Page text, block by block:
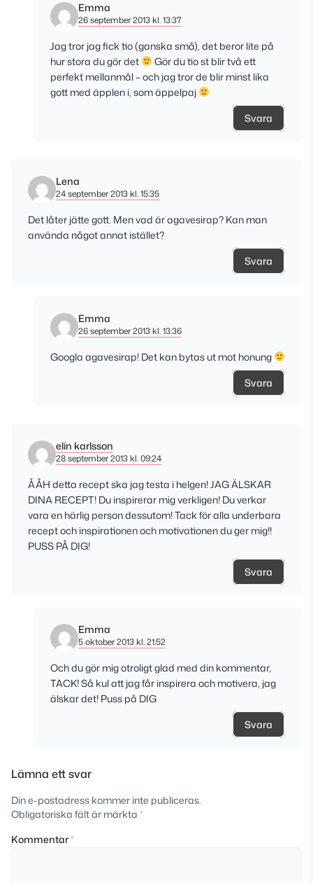
Emma
26 september 2013 kl. 13:37
Jag tror jag fick tio (ganska små), det beror lite på
hur stora du gör det
Gör du tio st blir två ett
perfekt mellanmål – och jag tror de blir minst lika
gott med äpplen i, som äppelpaj
Svara
Lena
24 september 2013 kl. 15:35
Det låter jätte gott. Men vad är agavesirap? Kan man
använda något annat istället?
Svara
Emma
26 september 2013 kl. 13:36
Googla agavesirap! Det kan bytas ut mot honung
Svara
elin karlsson
28 september 2013 kl. 09:24
ÅÅH detta recept ska jag testa i helgen! JAG ÄLSKAR
DINA RECEPT! Du inspirerar mig verkligen! Du verkar
vara en härlig person dessutom! Tack för alla underbara
recept och inspirationen och motivationen du ger mig!!
PUSS PÅ DIG!
Svara
Emma
5 oktober 2013 kl. 21:52
Och du gör mig otroligt glad med din kommentar,
TACK! Så kul att jag får inspirera och motivera, jag
älskar det! Puss på DIG
Svara
Lämna ett svar
Din e-postadress kommer inte publiceras.
Obligatoriska fält är märkta *
Kommentar*